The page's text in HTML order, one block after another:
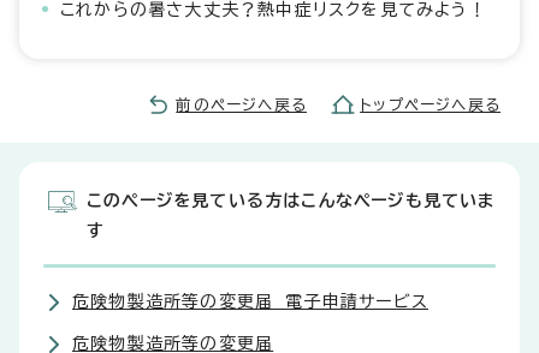
これからの暑さ大丈夫？熱中症リスクを見てみよう！
前のページへ戻る トップページへ戻る
このページを見ている方はこんなページも見ていま
す
危険物製造所等の変更届 電子申請サービス
危険物製造所等の変更届